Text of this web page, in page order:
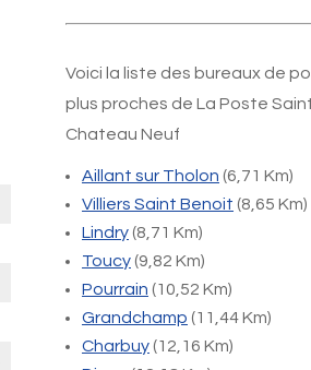
Voici la liste des bureaux de
plus proches de La Poste
Chateau Neuf
Aillant sur Tholon (6,71 Km)
Villiers Saint Benoit (8,65 Km)
Lindry(8,71 Km)
Toucy(9,82 Km)
Pourrain (10,52 Km)
Grandchamp (11,44 Km)
Charbuy(12,16 Km)